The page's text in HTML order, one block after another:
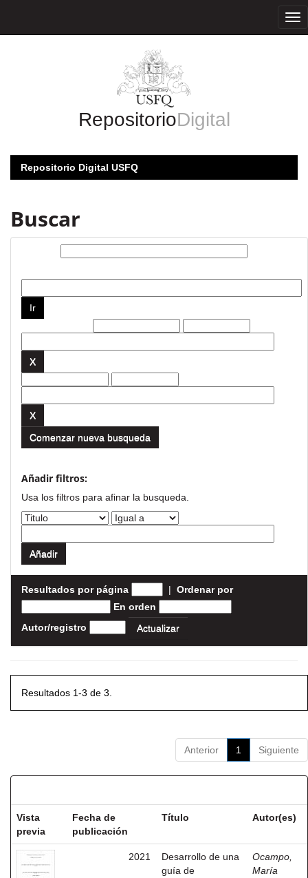
RepositorioDigital
Repositorio Digital USFQ
Buscar
Comenzar nueva busqueda
Añadir filtros:
Usa los filtros para afinar la busqueda.
Resultados por página | Ordenar por
En orden
Autor/registro
Resultados 1-3 de 3.
Anterior 1 Siguiente
Vista
previa
Fecha de
publicación
Título Autor(es)
2021
Desarrollo de una
guía de
Ocampo,
María